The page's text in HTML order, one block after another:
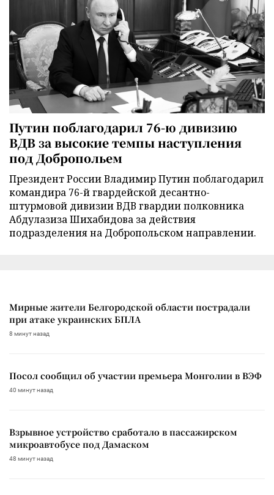
Путин поблагодарил 76-ю дивизию
ВДВ за высокие темпы наступления
под Добропольем
Президент России Владимир Путин поблагодарил
командира 76-й гвардейской десантно-
штурмовой дивизии ВДВ гвардии полковника
Абдулазиза Шихабидова за действия
подразделения на Добропольском направлении.
Мирные жители Белгородской области пострадали
при атаке украинских БПЛА
8 минут назад
Посол сообщил об участии премьера Монголии в ВЭФ
40 минут назад
Взрывное устройство сработало в пассажирском
микроавтобусе под Дамаском
48 минут назад